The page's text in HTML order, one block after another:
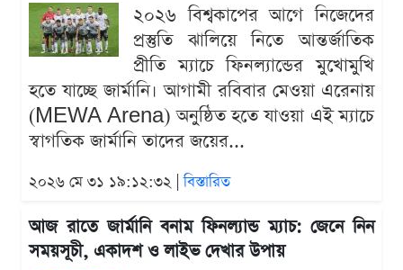
২০২৬ বিশ্বকাপের আগে নিজেদের
প্রস্তুতি ঝালিয়ে নিতে আন্তর্জাতিক
প্রীতি ম্যাচে ফিনল্যান্ডের মুখোমুখি
হতে যাচ্ছে জার্মানি। আগামী রবিবার মেওয়া এরেনায়
(MEWA Arena) অনুষ্ঠিত হতে যাওয়া এই ম্যাচে
স্বাগতিক জার্মানি তাদের জয়ের...
২০২৬ মে ৩১ ১৯:১২:৩২ |বিস্তারিত
আজ রাতে জার্মানি বনাম ফিনল্যান্ড ম্যাচ: জেনে নিন
সময়সূচী, একাদশ ও লাইভ দেখার উপায়